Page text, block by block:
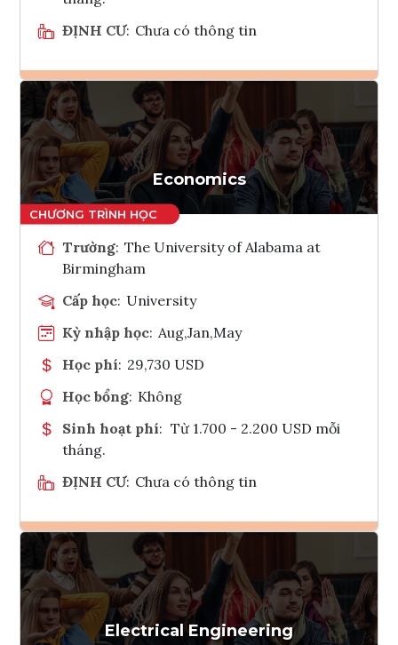
ĐỊNH CƯ: Chưa có thông tin
Ghi danh
Tham vấn Interlink
Economics
Trường: The University of Alabama at
Birmingham
Cấp học: University
Kỳ nhập học: Aug,Jan,May
Học phí: 29,730 USD
Học bổng: Không
Sinh hoạt phí: Từ 1.700 - 2.200 USD mỗi
tháng.
ĐỊNH CƯ: Chưa có thông tin
Ghi danh
Tham vấn Interlink
Electrical Engineering